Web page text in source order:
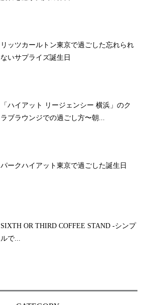
リッツカールトン東京で過ごした忘れられ
ないサプライズ誕生日
「ハイアット リージェンシー 横浜」のク
ラブラウンジでの過ごし方〜朝...
パークハイアット東京で過ごした誕生日
SIXTH OR THIRD COFFEE STAND -シンプ
ルで...